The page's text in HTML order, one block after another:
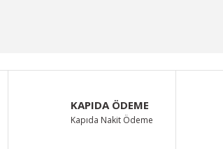
kullanarak tarafımıza iletebilirsiniz.
KAPIDA ÖDEME
Kapıda Nakit Ödeme